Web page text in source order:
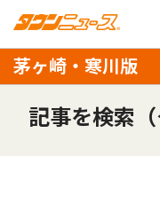
茅ヶ崎・寒川版
記事を検索（